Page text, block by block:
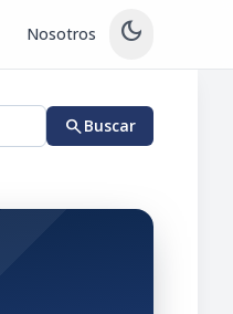
Nosotros dark_mode
searchBuscar